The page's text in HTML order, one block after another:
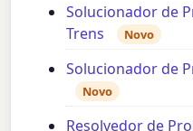
Solucionador de
Trens
Novo
Solucionador de
Novo
Resolvedor de